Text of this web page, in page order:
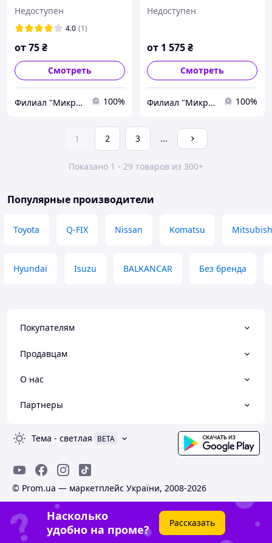
Недоступен
4.0 (1)
от75₴
Смотреть
Филиал "Микро-Ф Запорожье" ООО "Микро-Ф" 100%
Недоступен
от 1 575₴
Смотреть
Филиал "Микро-Ф Запорожье" ООО "Микро-Ф" 100%
1 2 3 ...
Показано 1 - 29 товаров из 300+
Популярные производители
Toyota Q-FIX Nissan Komatsu
Hyundai Isuzu BALKANCAR Без бренда
Покупателям
Продавцам
О нас
Партнеры
Тема - светлая BETA
© Prom.ua — маркетплейс України, 2008-2026
Насколько
удобно на проме?
Рассказать